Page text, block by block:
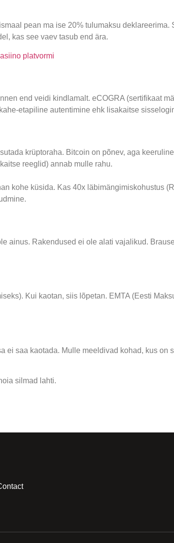
pean ma ise 20% tulumaksu deklareerima.
kas see vaev tasub end ära.
platvormi
end veidi kindlamalt. eCOGRA (sertifikaat
etapiline autentimine ehk lisakaitse
krüptoraha. Bitcoin on põnev, aga
reeglid) annab mulle rahu.
kohe küsida. Kas 40x läbimängimiskohustus
ainus. Rakendused ei ole alati vajalikud.
Kui kaotan, siis lõpetan. EMTA (Eesti
saa kaotada. Mulle meeldivad kohad, kus on
silmad lahti.